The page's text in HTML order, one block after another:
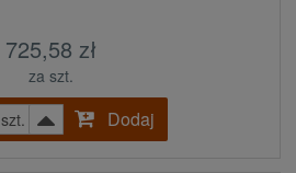
725,58 zł
za szt.
szt.
Dodaj